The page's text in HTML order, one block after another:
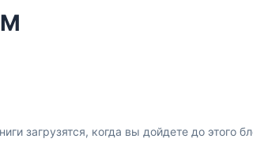
загрузятся, когда вы дойдете до этого